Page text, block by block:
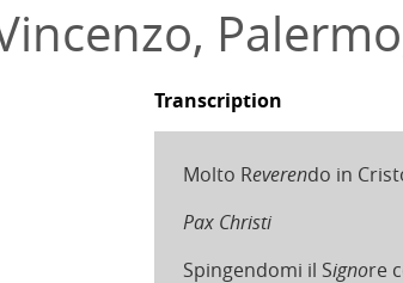
Transcription
Molto Reverendo in
Pax Christi
Spingendomi il Signore